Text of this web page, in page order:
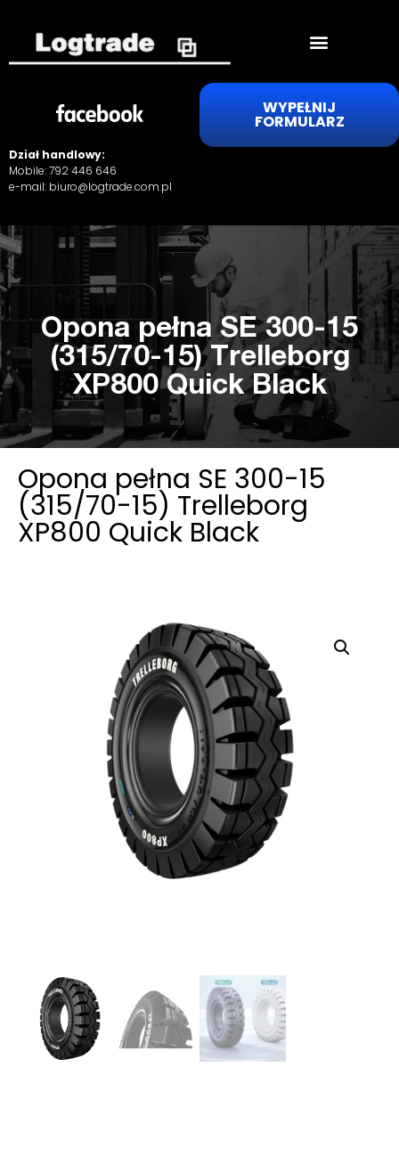
WYPEŁNIJ
FORMULARZ
Dział handlowy:
Mobile:792 446 646
e-mail: biuro@logtrade.com.pl
Opona pełna SE 300-15
(315/70-15) Trelleborg
XP800 Quick Black
Opona pełna SE 300-15
(315/70-15) Trelleborg
XP800 Quick Black